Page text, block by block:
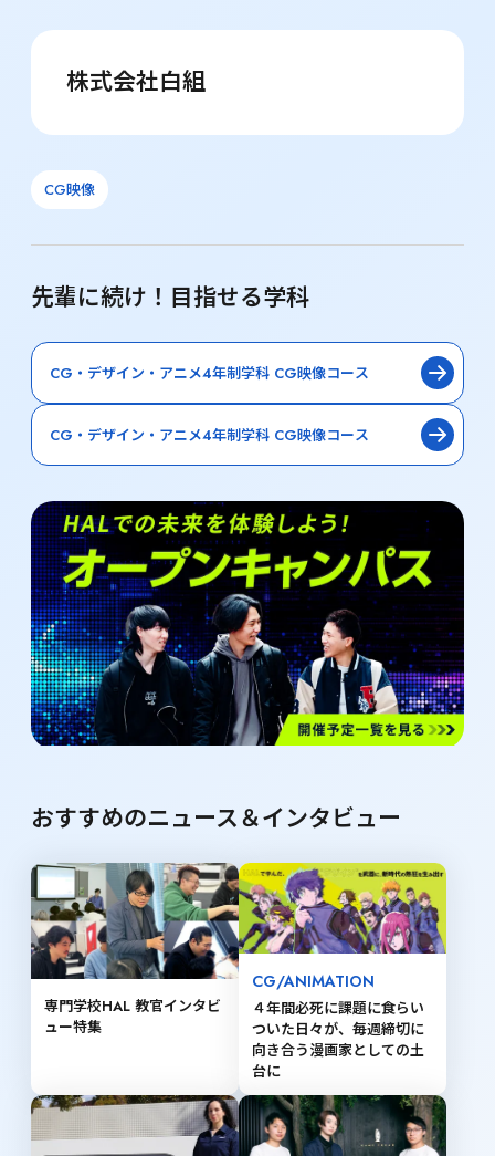
株式会社白組
CG映像
先輩に続け！目指せる学科
CG・デザイン・アニメ4年制学科 CG映像コース
CG・デザイン・アニメ4年制学科 CG映像コース
おすすめのニュース＆インタビュー
専門学校HAL 教官インタビ
ュー特集
CG/ANIMATION
４年間必死に課題に食らい
ついた日々が、毎週締切に
向き合う漫画家としての土
台に